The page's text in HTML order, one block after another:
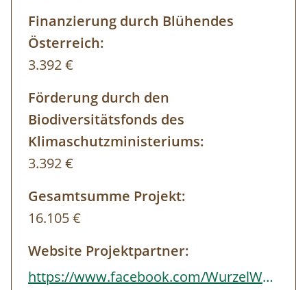
Finanzierung durch Blühendes
Österreich:
3.392 €
Förderung durch den
Biodiversitätsfonds des
Klimaschutzministeriums:
3.392 €
Gesamtsumme Projekt:
16.105 €
Website Projektpartner:
https://www.facebook.com/WurzelWeber/